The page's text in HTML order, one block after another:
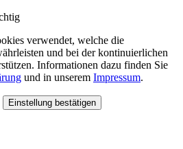
verwendet, welche die
und bei der kontinuierlichen
Informationen dazu finden Sie
und in unserem Impressum.
Einstellung bestätigen